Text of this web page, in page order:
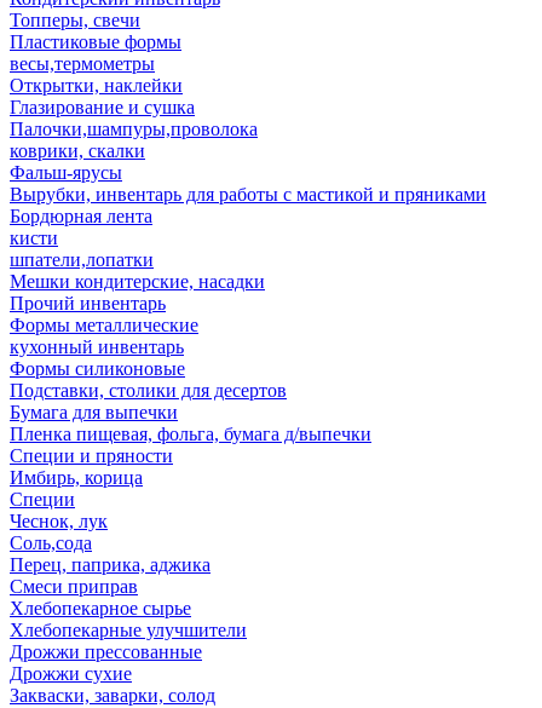
Топперы, свечи
Пластиковые формы
весы,термометры
Открытки, наклейки
Глазирование и сушка
Палочки,шампуры,проволока
коврики, скалки
Фальш-ярусы
Вырубки, инвентарь для работы с мастикой и пряниками
Бордюрная лента
кисти
шпатели,лопатки
Мешки кондитерские, насадки
Прочий инвентарь
Формы металлические
кухонный инвентарь
Формы силиконовые
Подставки, столики для десертов
Бумага для выпечки
Пленка пищевая, фольга, бумага д/выпечки
Специи и пряности
Имбирь, корица
Специи
Чеснок, лук
Соль,сода
Перец, паприка, аджика
Смеси приправ
Хлебопекарное сырье
Хлебопекарные улучшители
Дрожжи прессованные
Дрожжи сухие
Закваски, заварки, солод